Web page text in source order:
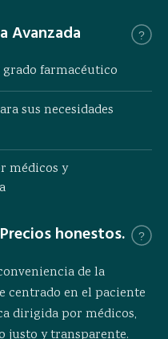
Avanzada ?
farmacéutico
sus necesidades
médicos y
honestos. ?
de la
centrado en el paciente
dirigida por médicos,